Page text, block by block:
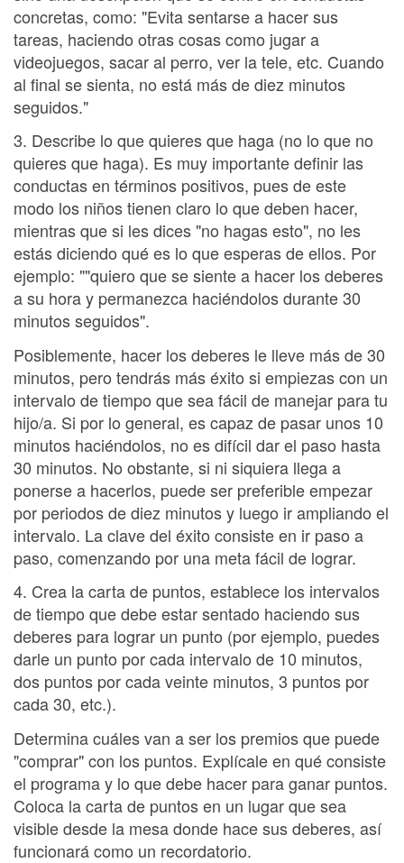
concretas, como: "Evita sentarse a hacer sus
tareas, haciendo otras cosas como jugar a
videojuegos, sacar al perro, ver la tele, etc. Cuando
al final se sienta, no está más de diez minutos
seguidos."
3. Describe lo que quieres que haga (no lo que no
quieres que haga). Es muy importante definir las
conductas en términos positivos, pues de este
modo los niños tienen claro lo que deben hacer,
mientras que si les dices "no hagas esto", no les
estás diciendo qué es lo que esperas de ellos. Por
ejemplo: ""quiero que se siente a hacer los deberes
a su hora y permanezca haciéndolos durante 30
minutos seguidos".
Posiblemente, hacer los deberes le lleve más de 30
minutos, pero tendrás más éxito si empiezas con un
intervalo de tiempo que sea fácil de manejar para tu
hijo/a. Si por lo general, es capaz de pasar unos 10
minutos haciéndolos, no es difícil dar el paso hasta
30 minutos. No obstante, si ni siquiera llega a
ponerse a hacerlos, puede ser preferible empezar
por periodos de diez minutos y luego ir ampliando el
intervalo. La clave del éxito consiste en ir paso a
paso, comenzando por una meta fácil de lograr.
4. Crea la carta de puntos, establece los intervalos
de tiempo que debe estar sentado haciendo sus
deberes para lograr un punto (por ejemplo, puedes
darle un punto por cada intervalo de 10 minutos,
dos puntos por cada veinte minutos, 3 puntos por
cada 30, etc.).
Determina cuáles van a ser los premios que puede
"comprar" con los puntos. Explícale en qué consiste
el programa y lo que debe hacer para ganar puntos.
Coloca la carta de puntos en un lugar que sea
visible desde la mesa donde hace sus deberes, así
funcionará como un recordatorio.